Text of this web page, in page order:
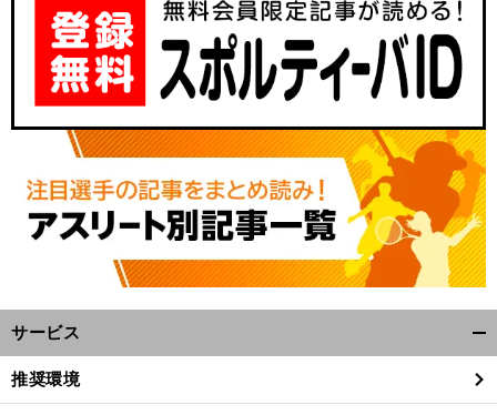
へ
サービス
閉
推奨環境